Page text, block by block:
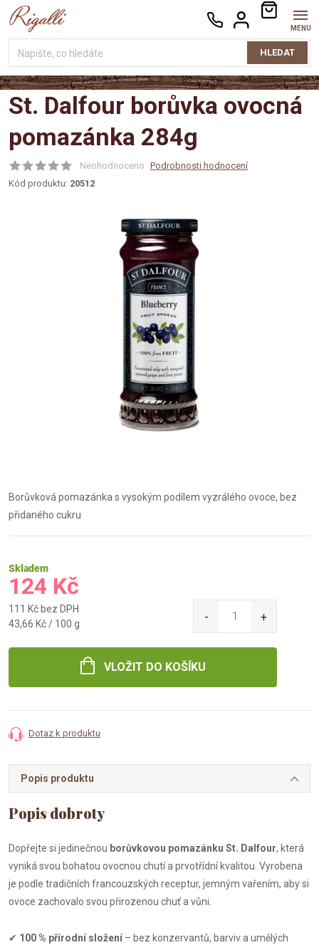
Přejít
na
HLEDAT
NÁKUPNÍ
KOŠÍK
St. Dalfour borůvka ovocná
pomazánka 284g
Neohodnoceno Podrobnosti hodnocení
Kód produktu: 20512
Borůvková pomazánka s vysokým podílem vyzrálého ovoce, bez
přidaného cukru
Skladem
124 Kč
111 Kč bez DPH
Měrná
43,66 Kč / 100 g
VLOŽIT DO KOŠÍKU
Dotaz k produktu
Popis produktu
Dopřejte si jedinečnou borůvkovou pomazánku St. Dalfour, která
vyniká svou bohatou ovocnou chutí a prvotřídní kvalitou. Vyrobena
je podle tradičních francouzských receptur, jemným vařením, aby si
ovoce zachovalo svou přirozenou chuť a vůni.
✔ 100 % přírodní složení – bez konzervantů, barviv a umělých